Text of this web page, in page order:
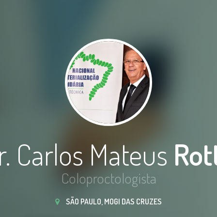
Carlos Mateus
Coloproctologista
SÃO PAULO, MOGI DAS CRUZES